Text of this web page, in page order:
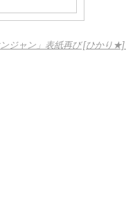
ジャン」表紙再び [ひかり★]